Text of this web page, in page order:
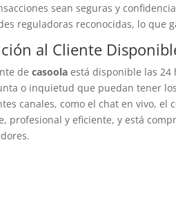
sean seguras y
reguladoras reconocidas, lo que
al Cliente
decasoola está disponible las 24
o inquietud que puedan tener
canales, como el chat en vivo, el
profesional y eficiente, y está